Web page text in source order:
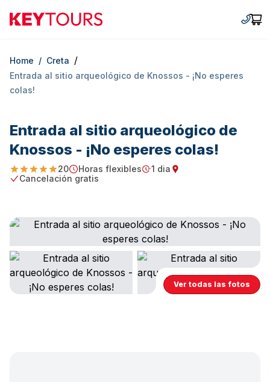
Keytours +30
Home / Creta /
Entrada al sitio arqueológico de Knossos - ¡No esperes
colas!
Entrada al sitio arqueológico de
Knossos - ¡No esperes colas!
4.95
20
Starting Time
Horas flexibles
Duration
1 dia
Starting point
Free Cancellation
Cancelación gratis
Ver todas las fotos